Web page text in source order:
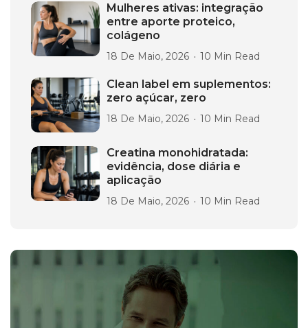
Mulheres ativas: integração
entre aporte proteico,
colágeno
18 De Maio, 2026 10 Min Read
Clean label em suplementos:
zero açúcar, zero
18 De Maio, 2026 10 Min Read
Creatina monohidratada:
evidência, dose diária e
aplicação
18 De Maio, 2026 10 Min Read